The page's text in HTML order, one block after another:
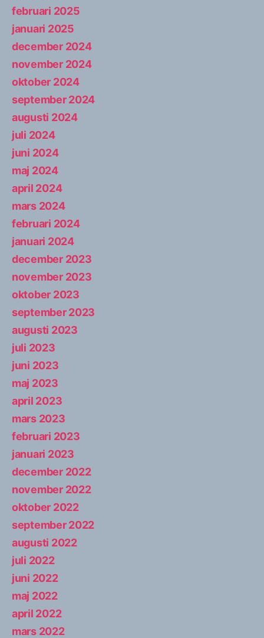
februari 2025
januari 2025
december 2024
november 2024
oktober 2024
september 2024
augusti 2024
juli 2024
juni 2024
maj 2024
april 2024
mars 2024
februari 2024
januari 2024
december 2023
november 2023
oktober 2023
september 2023
augusti 2023
juli 2023
juni 2023
maj 2023
april 2023
mars 2023
februari 2023
januari 2023
december 2022
november 2022
oktober 2022
september 2022
augusti 2022
juli 2022
juni 2022
maj 2022
april 2022
mars 2022